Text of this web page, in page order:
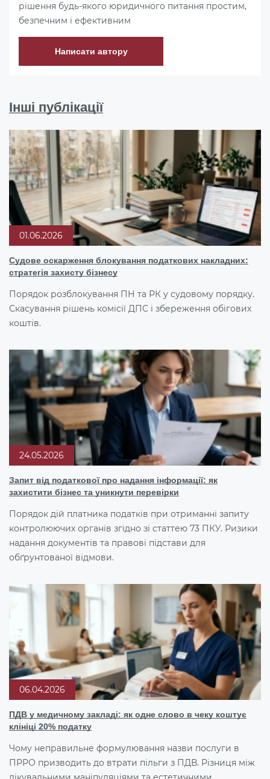
рішення будь-якого юридичного питання простим,
безпечним і ефективним
Написати автору
Інші публікації
01.06.2026
Судове оскарження блокування податкових накладних:
стратегія захисту бізнесу
Порядок розблокування ПН та РК у судовому порядку.
Скасування рішень комісії ДПС і збереження обігових
коштів.
24.05.2026
Запит від податкової про надання інформації: як
захистити бізнес та уникнути перевірки
Порядок дій платника податків при отриманні запиту
контролюючих органів згідно зі статтею 73 ПКУ. Ризики
надання документів та правові підстави для
обґрунтованої відмови.
06.04.2026
ПДВ у медичному закладі: як одне слово в чеку коштує
клініці 20% податку
Чому неправильне формулювання назви послуги в
ПРРО призводить до втрати пільги з ПДВ. Різниця між